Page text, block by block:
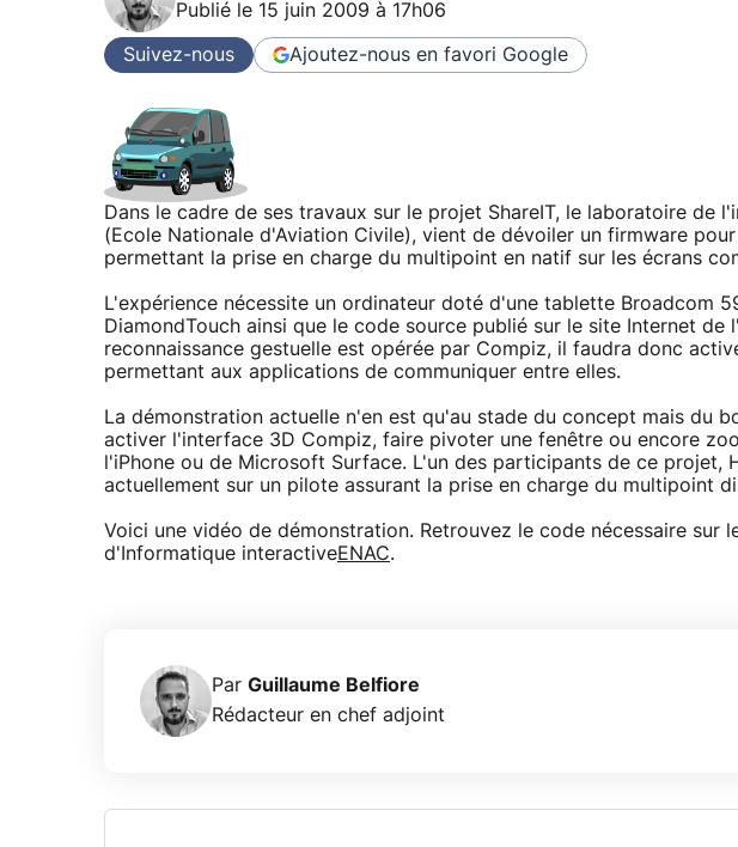
Publié le 15 juin 2009 à 17h06
Suivez-nous Ajoutez-nous en favori Google
Dans le cadre de ses travaux sur le projet ShareIT, le laboratoire de
(Ecole Nationale d'Aviation Civile), vient de dévoiler un firmware
permettant la prise en charge du multipoint en natif sur les écrans
L'expérience nécessite un ordinateur doté d'une tablette Broadcom
DiamondTouch ainsi que le code source publié sur le site Internet de
reconnaissance gestuelle est opérée par Compiz, il faudra donc
permettant aux applications de communiquer entre elles.
La démonstration actuelle n'en est qu'au stade du concept mais du
activer l'interface 3D Compiz, faire pivoter une fenêtre ou encore
l'iPhone ou de Microsoft Surface. L'un des participants de ce projet,
actuellement sur un pilote assurant la prise en charge du multipoint
Voici une vidéo de démonstration. Retrouvez le code nécessaire sur
d'Informatique interactiveENAC.
Par Guillaume Belfiore
Rédacteur en chef adjoint